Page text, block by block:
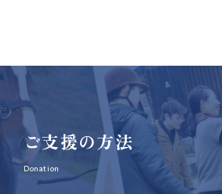
ご支援の方法
Donation